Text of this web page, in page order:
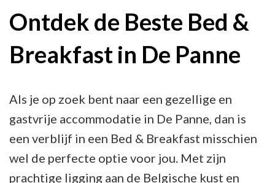
Beste
Bed
&
Ontdek de Beste Bed &
Breakfast in De Panne
Als je op zoek bent naar een gezellige en
gastvrije accommodatie in De Panne, dan is
een verblijf in een Bed & Breakfast misschien
wel de perfecte optie voor jou. Met zijn
prachtige ligging aan de Belgische kust en